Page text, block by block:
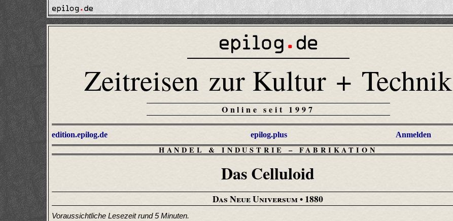
Zeitreisen zur Kultur + Technik
Online seit 1997
edition.epilog.de epilog.plus Anmelden
HANDEL & INDUSTRIE–FABRIKATION
Das Celluloid
Das Neue Universum• 1880
Voraussichtliche Lesezeit rund 5 Minuten.